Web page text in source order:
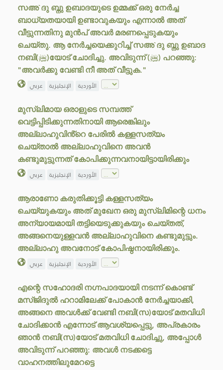
സഅ`ദു ബ്നു ഉബാദയുടെ ഉമ്മക്ക് ഒരു നേർച്ച
ബാധ്യതയായി ഉണ്ടാവുകയും എന്നാൽ അത്
വീട്ടുന്നതിനു മുൻപ് അവർ മരണപ്പെടുകയും
ചെയ്തു. ആ നേർച്ചയെക്കുറിച്ച് സഅ`ദു ബ്നു ഉബാദ
നബി(ﷺ)യോട് ചോദിച്ചു. അവിടുന്ന് (ﷺ) പറഞ്ഞു:
"അവർക്കു വേണ്ടി നീ അത് വീട്ടുക."
عربي الإنجليزية الأوردية
മുസ്‌ലിമായ ഒരാളുടെ സമ്പത്ത്
വെട്ടിപ്പിടിക്കുന്നതിനായി ആരെങ്കിലും
അല്ലാഹുവിൻ്റെ പേരിൽ കള്ളസത്യം
ചെയ്താൽ അല്ലാഹുവിനെ അവൻ
കണ്ടുമുട്ടുന്നത് കോപിക്കുന്നവനായിട്ടായിരിക്കും
عربي الإنجليزية الأوردية
ആരാണോ കരുതിക്കൂട്ടി കള്ളസത്യം
ചെയ്യുകയും അത് മുഖേന ഒരു മുസ്ലിമിന്റെ ധനം
അന്യായമായി തട്ടിയെടുക്കുകയും ചെയ്തത്,
അങ്ങനെയുള്ളവൻ അല്ലാഹുവിനെ കണ്ടുമുട്ടും.
അല്ലാഹു അവനോട് കോപിഷ്ഠനായിരിക്കും.
عربي الإنجليزية الأوردية
എന്റെ സഹോദരി നഗ്നപാദയായി നടന്ന് കൊണ്ട്
മസ്ജിദുൽ ഹറാമിലേക്ക് പോകാൻ നേർച്ചയാക്കി,
അങ്ങനെ അവൾക്ക് വേണ്ടി നബി(സ)യോട് മതവിധി
ചോദിക്കാൻ എന്നോട് ആവശ്യപ്പെട്ടു, അപ്രകാരം
ഞാൻ നബി(സ)യോട് മതവിധി ചോദിച്ചു, അപ്പോൾ
അവിടുന്ന് പറഞ്ഞു: അവൾ നടക്കട്ടെ
വാഹനത്തിലുമേറട്ടെ